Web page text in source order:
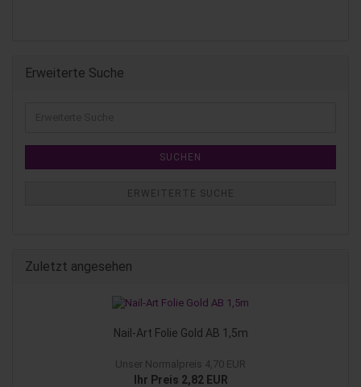
Erweiterte Suche
SUCHEN
ERWEITERTE SUCHE
Zuletzt angesehen
Nail-Art Folie Gold AB 1,5m
Unser Normalpreis 4,70 EUR
Ihr Preis 2,82 EUR